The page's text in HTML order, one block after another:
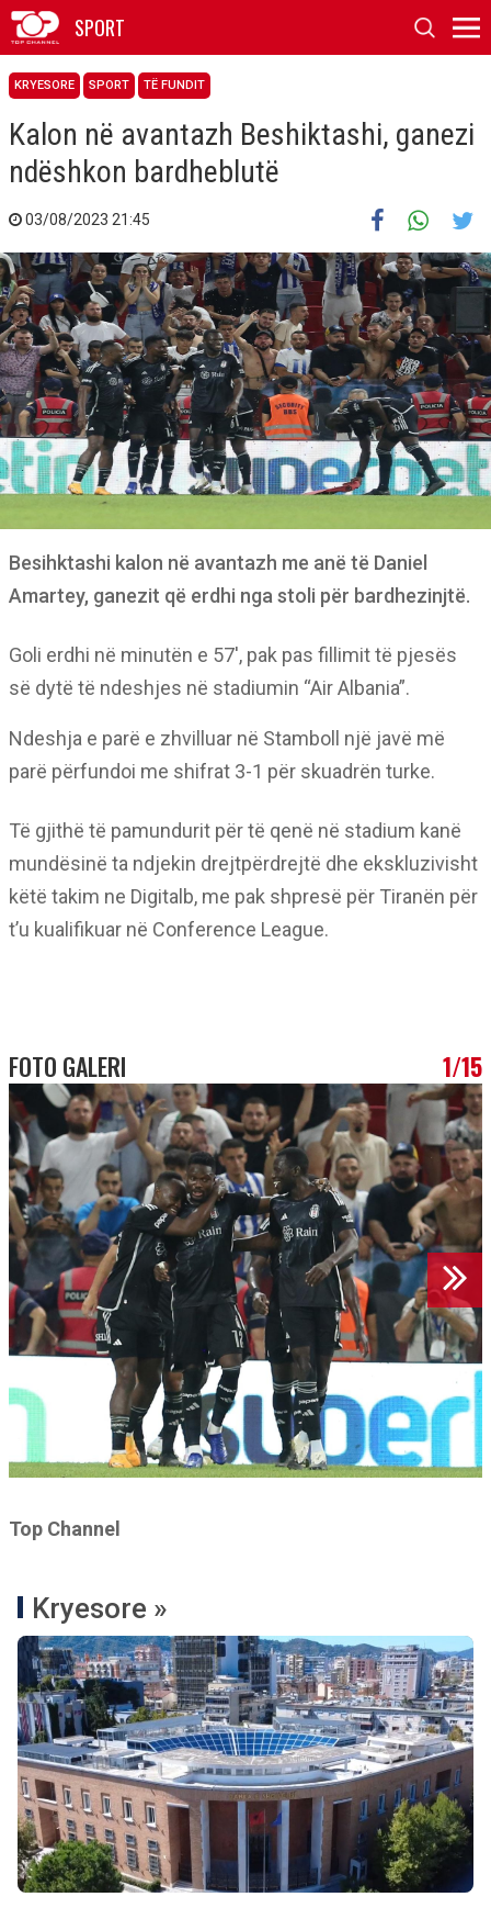
SPORT
KRYESORE SPORT TË FUNDIT
Kalon në avantazh Beshiktashi, ganezi
ndëshkon bardheblutë
03/08/2023 21:45
Besihktashi kalon në avantazh me anë të Daniel
Amartey, ganezit që erdhi nga stoli për bardhezinjtë.
Goli erdhi në minutën e 57′, pak pas fillimit të pjesës
së dytë të ndeshjes në stadiumin “Air Albania”.
Ndeshja e parë e zhvilluar në Stamboll një javë më
parë përfundoi me shifrat 3-1 për skuadrën turke.
Të gjithë të pamundurit për të qenë në stadium kanë
mundësinë ta ndjekin drejtpërdrejtë dhe ekskluzivisht
këtë takim ne Digitalb, me pak shpresë për Tiranën për
t’u kualifikuar në Conference League.
FOTO GALERI 1/15
Top Channel
Kryesore »